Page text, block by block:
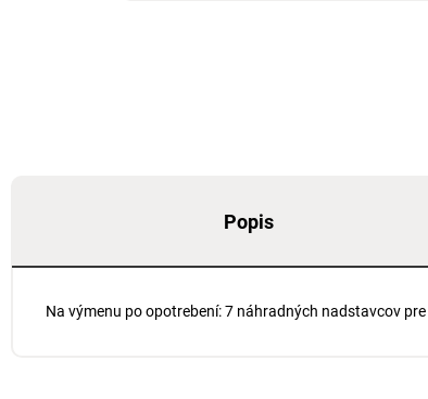
Popis
Na výmenu po opotrebení: 7 náhradných nadstavcov